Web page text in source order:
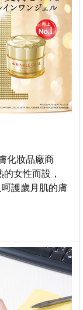
化妝品廠商
女性而設，
呵護歲月肌的膚